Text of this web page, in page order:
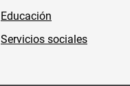
Educación
Servicios sociales